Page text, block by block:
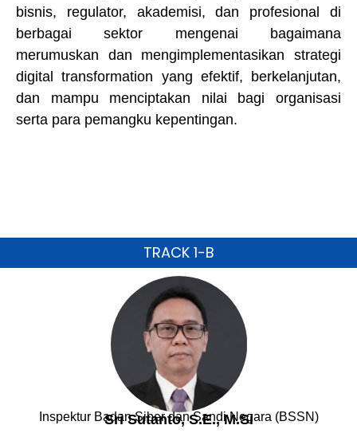
bisnis, regulator, akademisi, dan profesional di
berbagai sektor mengenai bagaimana
merumuskan dan mengimplementasikan strategi
digital transformation yang efektif, berkelanjutan,
dan mampu menciptakan nilai bagi organisasi
serta para pemangku kepentingan.
TRACK 1-B
Sri Sutanto, S.E., M.Si
Inspektur Badan Siber dan Sandi Negara (BSSN)